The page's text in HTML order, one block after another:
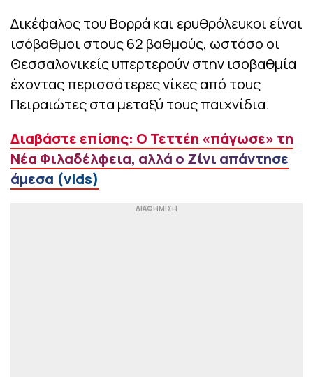
Δικέφαλος του Βορρά και ερυθρόλευκοι είναι
ισόβαθμοι στους 62 βαθμούς, ωστόσο οι
Θεσσαλονικείς υπερτερούν στην ισοβαθμία
έχοντας περισσότερες νίκες από τους
Πειραιώτες στα μεταξύ τους παιχνίδια.
Διαβάστε επίσης: Ο Τεττέη «πάγωσε» τη
Νέα Φιλαδέλφεια, αλλά ο Ζίνι απάντησε
άμεσα (vids)